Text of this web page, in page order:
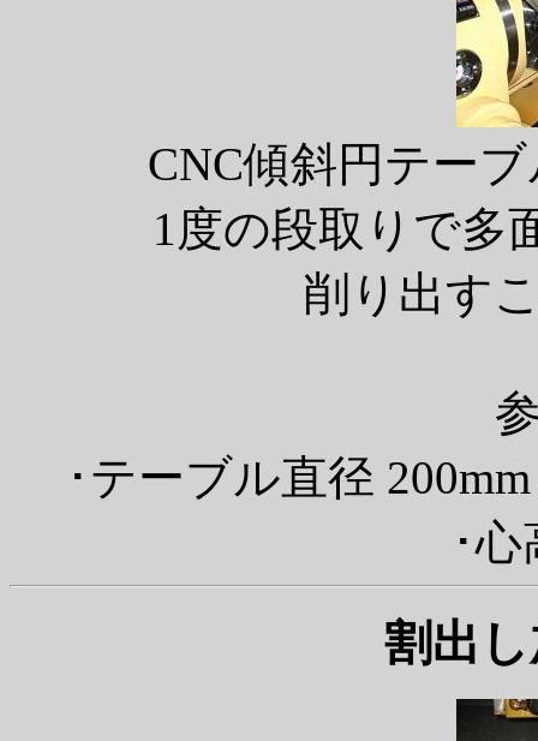
CNC傾斜円テー
1度の段取りで多
削り出す
･テーブル直径
･心
割出